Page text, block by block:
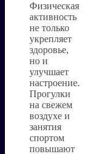
Физическая
активность
не только
укрепляет
здоровье,
но и
улучшает
настроение.
Прогулки
на свежем
воздухе и
занятия
спортом
повышают